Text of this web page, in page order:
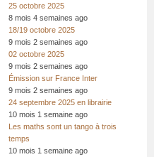
25 octobre 2025
8 mois 4 semaines ago
18/19 octobre 2025
9 mois 2 semaines ago
02 octobre 2025
9 mois 2 semaines ago
Émission sur France Inter
9 mois 2 semaines ago
24 septembre 2025 en librairie
10 mois 1 semaine ago
Les maths sont un tango à trois
temps
10 mois 1 semaine ago